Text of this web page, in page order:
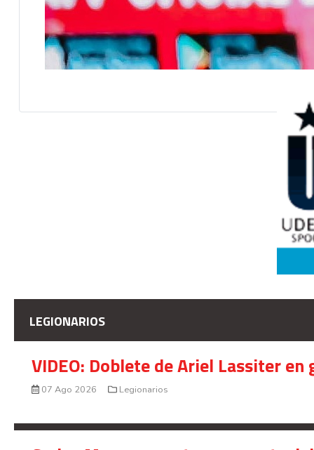
LEGIONARIOS
VIDEO: Doblete de Ariel Lassiter
07 Ago 2026 Legionarios